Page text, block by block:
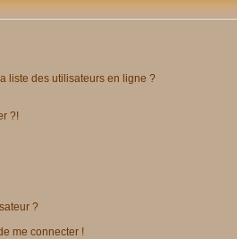
liste des utilisateurs en ligne ?
?!
?
me connecter !